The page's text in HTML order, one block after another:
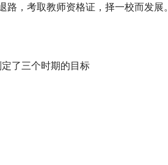
，考取教师资格证，择一校而发展。
了三个时期的目标